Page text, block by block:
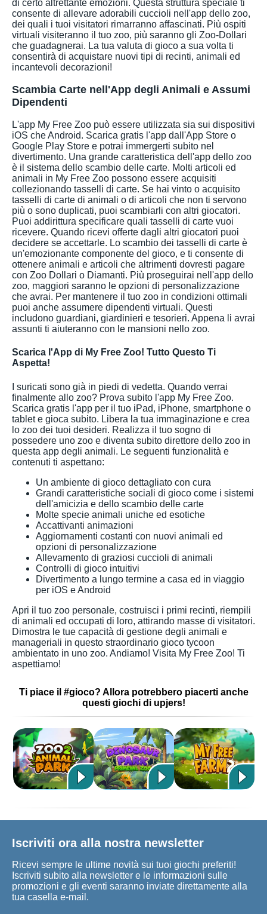
di certo altrettante emozioni. Questa struttura speciale ti
consente di allevare adorabili cuccioli nell'app dello zoo,
dei quali i tuoi visitatori rimarranno affascinati. Più ospiti
virtuali visiteranno il tuo zoo, più saranno gli Zoo-Dollari
che guadagnerai. La tua valuta di gioco a sua volta ti
consentirà di acquistare nuovi tipi di recinti, animali ed
incantevoli decorazioni!
Scambia Carte nell'App degli Animali e Assumi
Dipendenti
L'app My Free Zoo può essere utilizzata sia sui dispositivi
iOS che Android. Scarica gratis l'app dall'App Store o
Google Play Store e potrai immergerti subito nel
divertimento. Una grande caratteristica dell'app dello zoo
è il sistema dello scambio delle carte. Molti articoli ed
animali in My Free Zoo possono essere acquisiti
collezionando tasselli di carte. Se hai vinto o acquisito
tasselli di carte di animali o di articoli che non ti servono
più o sono duplicati, puoi scambiarli con altri giocatori.
Puoi addirittura specificare quali tasselli di carte vuoi
ricevere. Quando ricevi offerte dagli altri giocatori puoi
decidere se accettarle. Lo scambio dei tasselli di carte è
un'emozionante componente del gioco, e ti consente di
ottenere animali e articoli che altrimenti dovresti pagare
con Zoo Dollari o Diamanti. Più proseguirai nell'app dello
zoo, maggiori saranno le opzioni di personalizzazione
che avrai. Per mantenere il tuo zoo in condizioni ottimali
puoi anche assumere dipendenti virtuali. Questi
includono guardiani, giardinieri e tesorieri. Appena li avrai
assunti ti aiuteranno con le mansioni nello zoo.
Scarica l'App di My Free Zoo! Tutto Questo Ti
Aspetta!
I suricati sono già in piedi di vedetta. Quando verrai
finalmente allo zoo? Prova subito l'app My Free Zoo.
Scarica gratis l'app per il tuo iPad, iPhone, smartphone o
tablet e gioca subito. Libera la tua immaginazione e crea
lo zoo dei tuoi desideri. Realizza il tuo sogno di
possedere uno zoo e diventa subito direttore dello zoo in
questa app degli animali. Le seguenti funzionalità e
contenuti ti aspettano:
Un ambiente di gioco dettagliato con cura
Grandi caratteristiche sociali di gioco come i sistemi
dell'amicizia e dello scambio delle carte
Molte specie animali uniche ed esotiche
Accattivanti animazioni
Aggiornamenti costanti con nuovi animali ed
opzioni di personalizzazione
Allevamento di graziosi cuccioli di animali
Controlli di gioco intuitivi
Divertimento a lungo termine a casa ed in viaggio
per iOS e Android
Apri il tuo zoo personale, costruisci i primi recinti, riempili
di animali ed occupati di loro, attirando masse di visitatori.
Dimostra le tue capacità di gestione degli animali e
manageriali in questo straordinario gioco tycoon
ambientato in uno zoo. Andiamo! Visita My Free Zoo! Ti
aspettiamo!
Ti piace il #gioco? Allora potrebbero piacerti anche
questi giochi di upjers!
Iscriviti ora alla nostra newsletter
Ricevi sempre le ultime novità sui tuoi giochi preferiti!
Iscriviti subito alla newsletter e le informazioni sulle
promozioni e gli eventi saranno inviate direttamente alla
tua casella e-mail.